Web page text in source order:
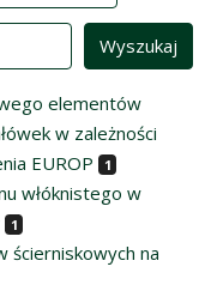
elementów
w zależności
EUROP
1
włóknistego w
1
ścierniskowych na